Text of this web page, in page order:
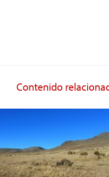
Contenido